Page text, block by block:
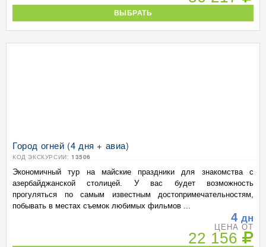
ВЫБРАТЬ
Город огней (4 дня + авиа)
КОД ЭКСКУРСИИ: 13506
Экономичный тур на майские праздники для знакомства с
азербайджанской столицей. У вас будет возможность
прогуляться по самым известным достопримечательностям,
побывать в местах съемок любимых фильмов ...
4 дн
ЦЕНА ОТ
22 156